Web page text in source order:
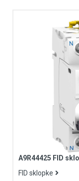
A9R44425 FID
FID sklopke